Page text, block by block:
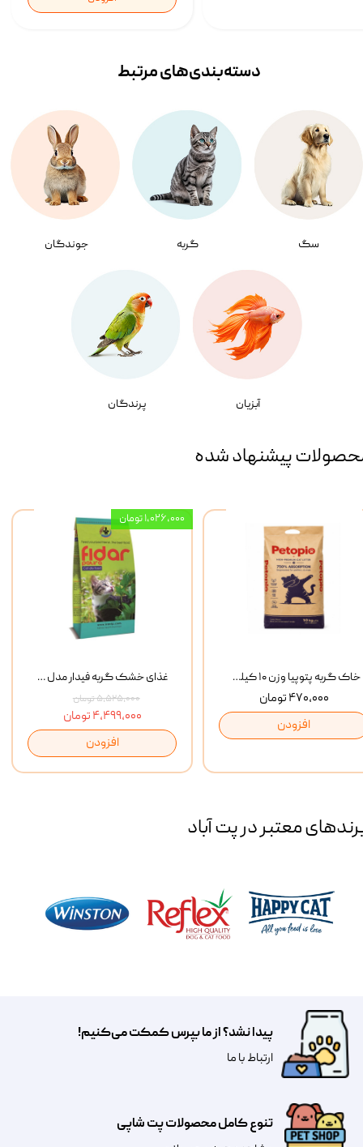
سگ گربه جوندگان
آبزیان پرندگان
دسته‌بندی‌‌های مرتبط
پیشنهاد شده
غذای خشک گربه فیدار مدل Adult وزن 10 کیلوگرم
۵,۵۲۵,۰۰۰ تومان
۴,۴۹۹,۰۰۰ تومان
افزودن
۱,۰۲۶,۰۰۰ تومان
خاک گربه پتوپیا وزن ۱۰ کیلوگرم
۴۷۰,۰۰۰ تومان
افزودن
معتبر در پت آباد
تنوع کامل محصولات پت شاپی
پیدا نشد؟ از ما بپرس کمکت می‌کنیم!
​​​ارتباط با ما